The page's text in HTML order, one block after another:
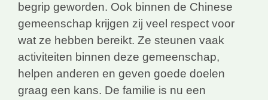
begrip geworden. Ook binnen de Chinese
gemeenschap krijgen zij veel respect voor
wat ze hebben bereikt. Ze steunen vaak
activiteiten binnen deze gemeenschap,
helpen anderen en geven goede doelen
graag een kans. De familie is nu een